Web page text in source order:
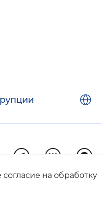
согласие на обработку